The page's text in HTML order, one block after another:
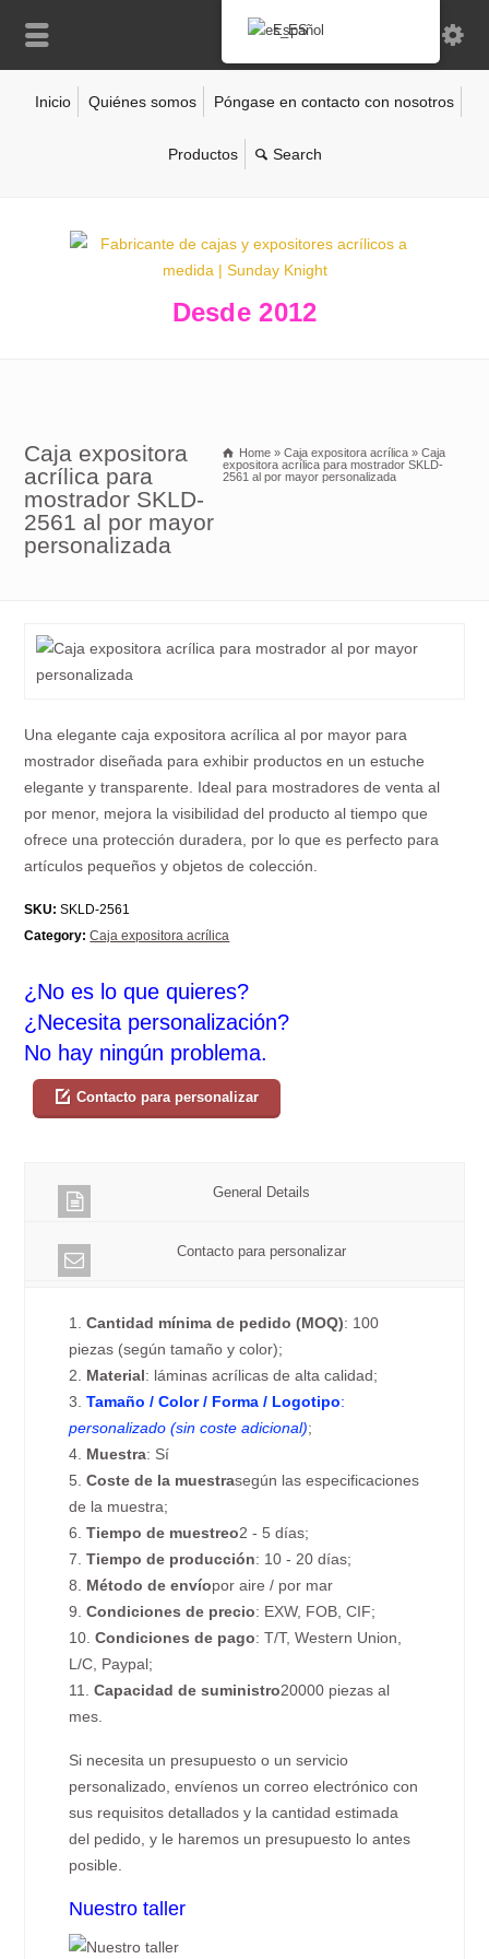
Inicio Quiénes somos Póngase en contacto con nosotros
Productos
Desde 2012
Caja expositora
acrílica para
mostrador SKLD-
2561 al por mayor
personalizada
Home » Caja expositora acrílica » Caja
expositora acrílica para mostrador SKLD-
2561 al por mayor personalizada
Una elegante caja expositora acrílica al por mayor para
mostrador diseñada para exhibir productos en un estuche
elegante y transparente. Ideal para mostradores de venta al
por menor, mejora la visibilidad del producto al tiempo que
ofrece una protección duradera, por lo que es perfecto para
artículos pequeños y objetos de colección.
SKU: SKLD-2561
Category: Caja expositora acrílica
¿No es lo que quieres?
¿Necesita personalización?
No hay ningún problema.
Contacto para personalizar
General Details
Contacto para personalizar
1.Cantidad mínima de pedido (MOQ): 100
piezas (según tamaño y color);
2. Material: láminas acrílicas de alta calidad;
3.Tamaño / Color / Forma / Logotipo:
personalizado (sin coste adicional);
4. Muestra: Sí
5.Coste de la muestrasegún las especificaciones
de la muestra;
6.Tiempo de muestreo2 - 5 días;
7.Tiempo de producción: 10 - 20 días;
8. Método de envíopor aire / por mar
9.Condiciones de precio: EXW, FOB, CIF;
10.Condiciones de pago: T/T, Western Union,
L/C, Paypal;
11.Capacidad de suministro20000 piezas al
mes.
Si necesita un presupuesto o un servicio
personalizado, envíenos un correo electrónico con
sus requisitos detallados y la cantidad estimada
del pedido, y le haremos un presupuesto lo antes
posible.
Nuestro taller
Español